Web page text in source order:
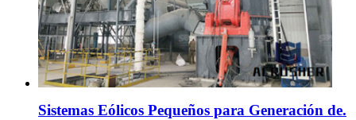
Sistemas Eólicos Pequeños para Generación de.